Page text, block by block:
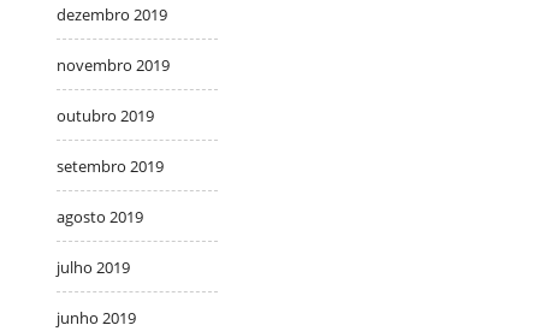
dezembro 2019
novembro 2019
outubro 2019
setembro 2019
agosto 2019
julho 2019
junho 2019